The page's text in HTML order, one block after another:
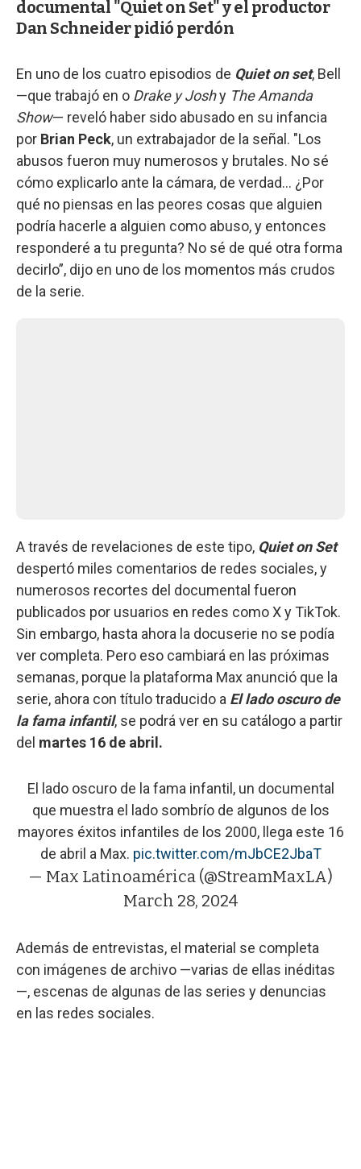
documental "Quiet on Set" y el productor
Dan Schneider pidió perdón
En uno de los cuatro episodios de Quiet on set, Bell
—que trabajó en o Drake y Joshy The Amanda
Show— reveló haber sido abusado en su infancia
por Brian Peck, un extrabajador de la señal. "Los
abusos fueron muy numerosos y brutales. No sé
cómo explicarlo ante la cámara, de verdad... ¿Por
qué no piensas en las peores cosas que alguien
podría hacerle a alguien como abuso, y entonces
responderé a tu pregunta? No sé de qué otra forma
decirlo”, dijo en uno de los momentos más crudos
de la serie.
A través de revelaciones de este tipo, Quiet on Set
despertó miles comentarios de redes sociales, y
numerosos recortes del documental fueron
publicados por usuarios en redes como X y TikTok.
Sin embargo, hasta ahora la docuserie no se podía
ver completa. Pero eso cambiará en las próximas
semanas, porque la plataforma Max anunció que la
serie, ahora con título traducido a El lado oscuro de
la fama infantil, se podrá ver en su catálogo a partir
del martes 16 de abril.
El lado oscuro de la fama infantil, un documental
que muestra el lado sombrío de algunos de los
mayores éxitos infantiles de los 2000, llega este 16
de abril a Max. pic.twitter.com/mJbCE2JbaT
— Max Latinoamérica (@StreamMaxLA)
March 28, 2024
Además de entrevistas, el material se completa
con imágenes de archivo —varias de ellas inéditas
—, escenas de algunas de las series y denuncias
en las redes sociales.